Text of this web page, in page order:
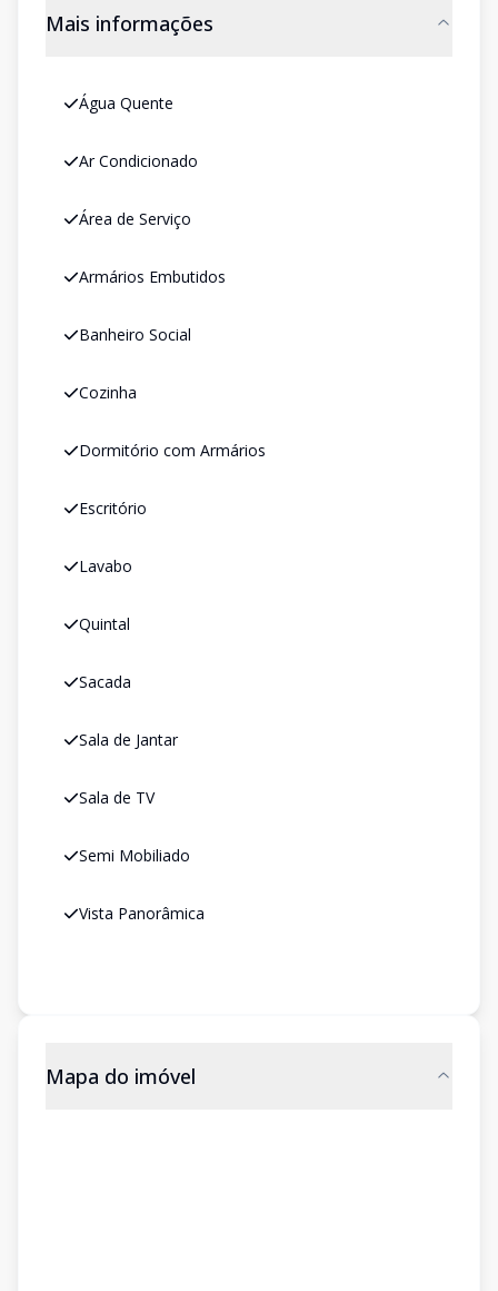
Mais informações
Água Quente
Ar Condicionado
Área de Serviço
Armários Embutidos
Banheiro Social
Cozinha
Dormitório com Armários
Escritório
Lavabo
Quintal
Sacada
Sala de Jantar
Sala de TV
Semi Mobiliado
Vista Panorâmica
Mapa do imóvel